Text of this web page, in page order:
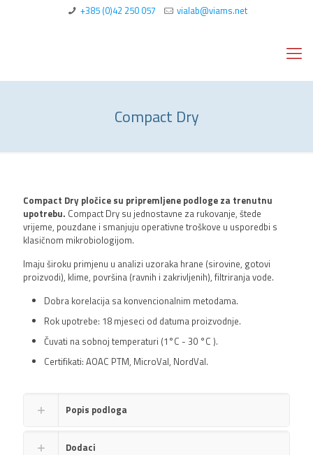
+385 (0)42 250 057 vialab@viams.net
Compact Dry
Compact Dry pločice su pripremljene podloge za trenutnu
upotrebu. Compact Dry su jednostavne za rukovanje, štede
vrijeme, pouzdane i smanjuju operativne troškove u usporedbi s
klasičnom mikrobiologijom.
Imaju široku primjenu u analizi uzoraka hrane (sirovine, gotovi
proizvodi), klime, površina (ravnih i zakrivljenih), filtriranja vode.
Dobra korelacija sa konvencionalnim metodama.
Rok upotrebe: 18 mjeseci od datuma proizvodnje.
Čuvati na sobnoj temperaturi (1°C - 30 °C ).
Certifikati: AOAC PTM, MicroVal, NordVal.
Popis podloga
Dodaci